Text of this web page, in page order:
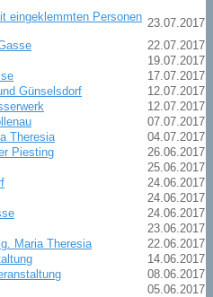
eingeklemmten Personen 23.07.2017
22.07.2017
19.07.2017
17.07.2017
Günselsdorf
12.07.2017
12.07.2017
07.07.2017
Theresia
04.07.2017
Piesting
26.06.2017
25.06.2017
24.06.2017
24.06.2017
24.06.2017
23.06.2017
Maria Theresia
22.06.2017
14.06.2017
08.06.2017
05.06.2017